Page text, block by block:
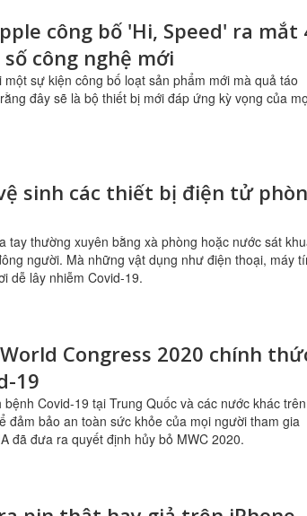
công bố 'Hi, Speed' ra mắt
công nghệ mới
sự kiện công bố loạt sản phẩm mới mà quả táo
đây sẽ là bộ thiết bị mới đáp ứng kỳ vọng của
sinh các thiết bị điện tử
tay thường xuyên bằng xà phòng hoặc nước sát
người. Mà những vật dụng như điện thoại, máy
dễ lây nhiễm Covid-19.
Congress 2020 chính
19
Covid-19 tại Trung Quốc và các nước khác trên
đảm bảo an toàn sức khỏe của mọi người tham gia
đã đưa ra quyết định hủy bỏ MWC 2020.